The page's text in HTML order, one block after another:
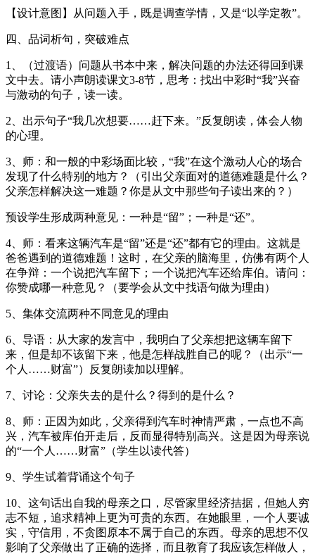
【设计意图】从问题入手，既是调查学情，又是“以学定教”。
四、品词析句，突破难点
1、（过渡语）问题从书本中来，解决问题的办法还得回到课
文中去。请小声朗读课文3-8节，思考：找出中彩时“我”兴奋
与激动的句子，读一读。
2、出示句子“我几次想要……赶下来。”反复朗读，体会人物
的心理。
3、师：和一般的中彩场面比较，“我”在这个激动人心的场合
发现了什么特别的地方？（引出父亲面对的道德难题是什么？
父亲怎样解决这一难题？你是从文中那些句子读出来的？）
预设学生形成两种意见：一种是“留”；一种是“还”。
4、师：看来这辆汽车是“留”还是“还”都有它的理由。这就是
爸爸遇到的道德难题！这时，在父亲的脑海里，仿佛有两个人
在争辩：一个说把汽车留下；一个说把汽车还给库伯。请问：
你赞成哪一种意见？（要学会从文中找语句做为理由）
5、集体交流两种不同意见的理由
6、导语：从大家的发言中，我明白了父亲想把这辆车留下
来，但是却不该留下来，他是怎样战胜自己的呢？（出示“一
个人……财富”）反复朗读加以理解。
7、讨论：父亲失去的是什么？得到的是什么？
8、师：正因为如此，父亲得到汽车时神情严肃，一点也不高
兴，汽车被库伯开走后，反而显得特别高兴。这是因为母亲说
的“一个人……财富”（学生以读代答）
9、学生试着背诵这个句子
10、这句话出自我的母亲之口，尽管家里经济拮据，但她人穷
志不短，追求精神上更为可贵的东西。在她眼里，一个人要诚
实，守信用，不贪图原本不属于自己的东西。母亲的思想不仅
影响了父亲做出了正确的选择，而且教育了我应该怎样做人，